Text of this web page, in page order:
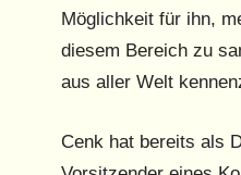
Möglichkeit für ihn,
diesem Bereich zu
aus aller Welt
Cenk hat bereits als